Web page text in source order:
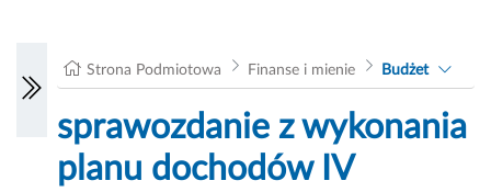
Strona Podmiotowa Finanse i mienie Budżet
sprawozdanie z wykonania
planu dochodów IV